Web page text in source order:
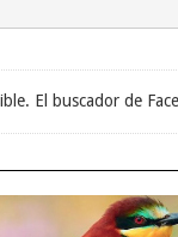
El buscador de